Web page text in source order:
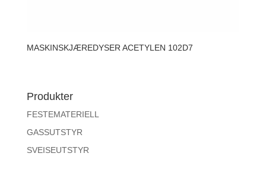
MASKINSKJÆREDYSER ACETYLEN 102D7
Produkter
FESTEMATERIELL
GASSUTSTYR
SVEISEUTSTYR